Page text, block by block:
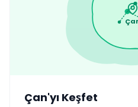
mükemmel bir iş çıkardı. Türk
hizmeti – 2 yıldız, Balili
masözler – 5 yıldız.
Çan'yı Keşfet